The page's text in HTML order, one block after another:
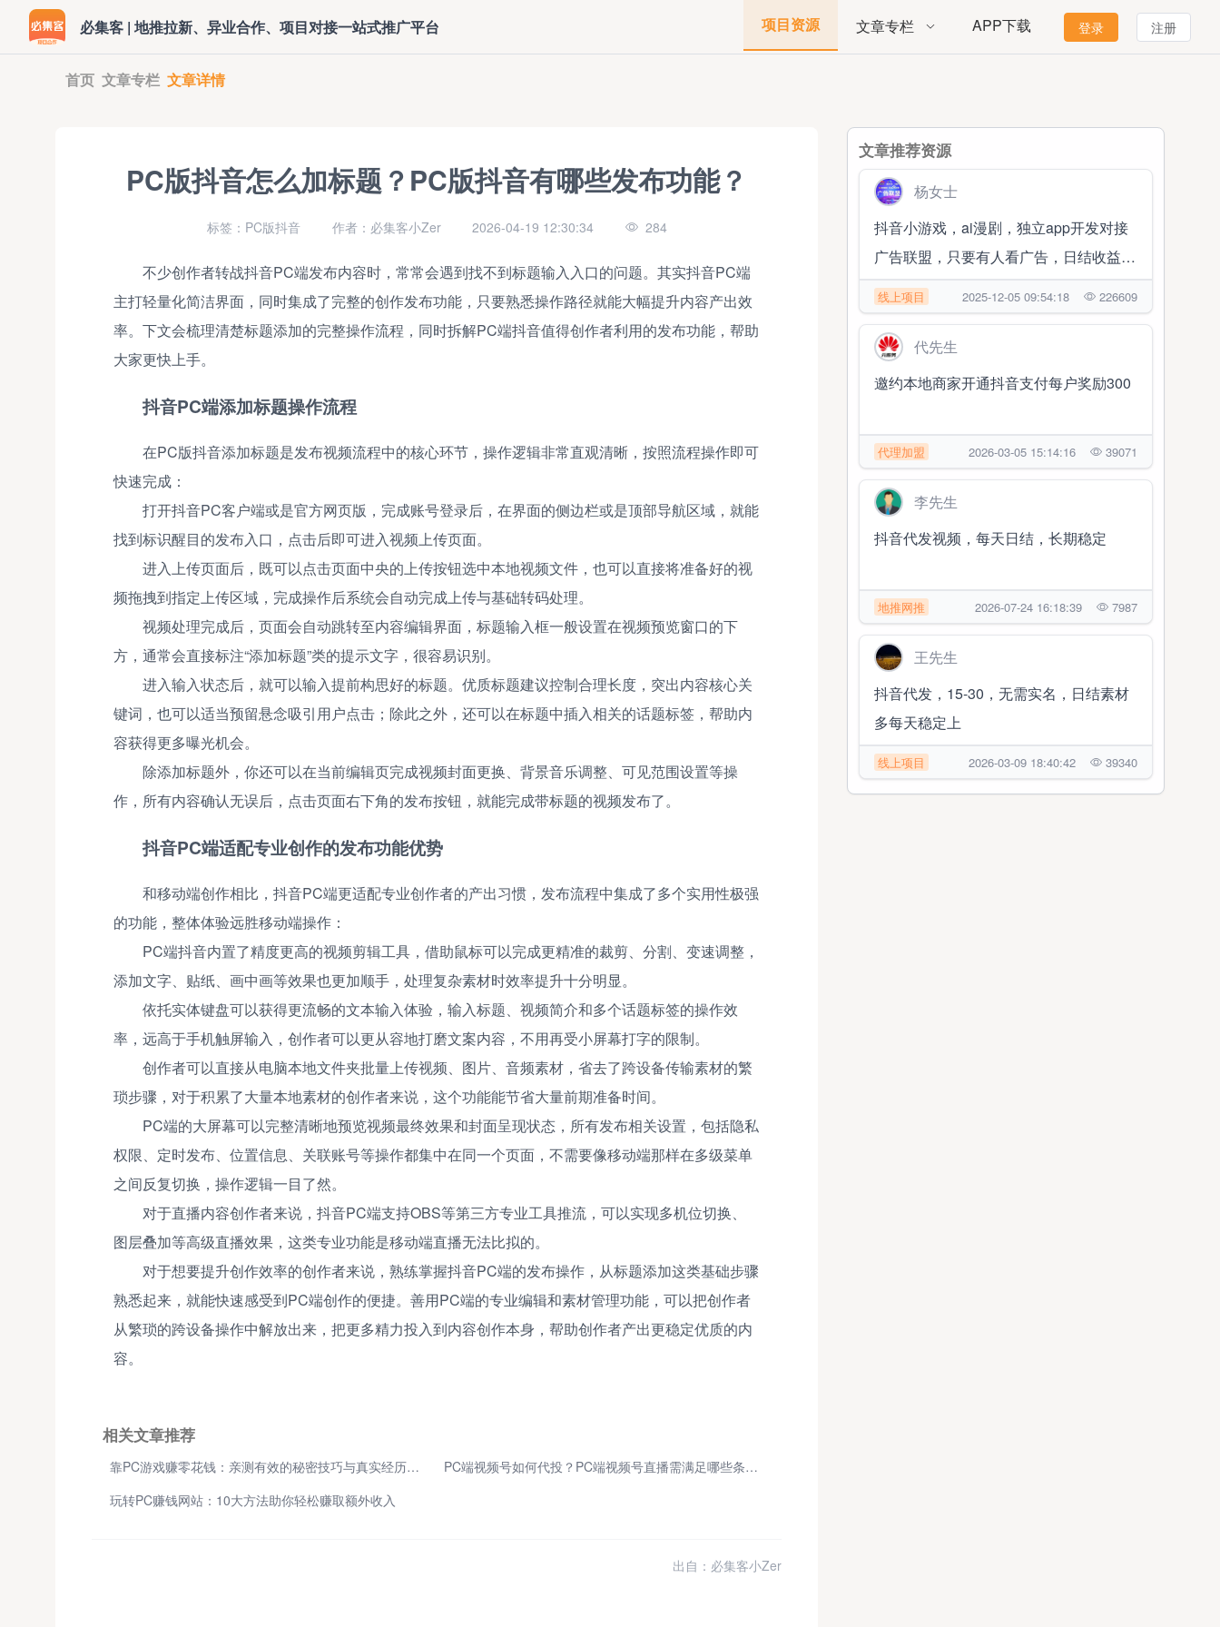
必集客 | 地推拉新、异业合作、项目对接一站式推广平台 项目资源 文章专栏 APP下载 登录 注册
首页 文章专栏 文章详情
PC版抖音怎么加标题？PC版抖音有哪些发布功能？
标签：PC版抖音 作者：必集客小Zer 2026-04-19 12:30:34 284
不少创作者转战抖音PC端发布内容时，常常会遇到找不到标题输入入口的问题。其实抖音PC端
主打轻量化简洁界面，同时集成了完整的创作发布功能，只要熟悉操作路径就能大幅提升内容产出效
率。下文会梳理清楚标题添加的完整操作流程，同时拆解PC端抖音值得创作者利用的发布功能，帮助
大家更快上手。
抖音PC端添加标题操作流程
在PC版抖音添加标题是发布视频流程中的核心环节，操作逻辑非常直观清晰，按照流程操作即可
快速完成：
打开抖音PC客户端或是官方网页版，完成账号登录后，在界面的侧边栏或是顶部导航区域，就能
找到标识醒目的发布入口，点击后即可进入视频上传页面。
进入上传页面后，既可以点击页面中央的上传按钮选中本地视频文件，也可以直接将准备好的视
频拖拽到指定上传区域，完成操作后系统会自动完成上传与基础转码处理。
视频处理完成后，页面会自动跳转至内容编辑界面，标题输入框一般设置在视频预览窗口的下
方，通常会直接标注“添加标题”类的提示文字，很容易识别。
进入输入状态后，就可以输入提前构思好的标题。优质标题建议控制合理长度，突出内容核心关
键词，也可以适当预留悬念吸引用户点击；除此之外，还可以在标题中插入相关的话题标签，帮助内
容获得更多曝光机会。
除添加标题外，你还可以在当前编辑页完成视频封面更换、背景音乐调整、可见范围设置等操
作，所有内容确认无误后，点击页面右下角的发布按钮，就能完成带标题的视频发布了。
抖音PC端适配专业创作的发布功能优势
和移动端创作相比，抖音PC端更适配专业创作者的产出习惯，发布流程中集成了多个实用性极强
的功能，整体体验远胜移动端操作：
PC端抖音内置了精度更高的视频剪辑工具，借助鼠标可以完成更精准的裁剪、分割、变速调整，
添加文字、贴纸、画中画等效果也更加顺手，处理复杂素材时效率提升十分明显。
依托实体键盘可以获得更流畅的文本输入体验，输入标题、视频简介和多个话题标签的操作效
率，远高于手机触屏输入，创作者可以更从容地打磨文案内容，不用再受小屏幕打字的限制。
创作者可以直接从电脑本地文件夹批量上传视频、图片、音频素材，省去了跨设备传输素材的繁
琐步骤，对于积累了大量本地素材的创作者来说，这个功能能节省大量前期准备时间。
PC端的大屏幕可以完整清晰地预览视频最终效果和封面呈现状态，所有发布相关设置，包括隐私
权限、定时发布、位置信息、关联账号等操作都集中在同一个页面，不需要像移动端那样在多级菜单
之间反复切换，操作逻辑一目了然。
对于直播内容创作者来说，抖音PC端支持OBS等第三方专业工具推流，可以实现多机位切换、
图层叠加等高级直播效果，这类专业功能是移动端直播无法比拟的。
对于想要提升创作效率的创作者来说，熟练掌握抖音PC端的发布操作，从标题添加这类基础步骤
熟悉起来，就能快速感受到PC端创作的便捷。善用PC端的专业编辑和素材管理功能，可以把创作者
从繁琐的跨设备操作中解放出来，把更多精力投入到内容创作本身，帮助创作者产出更稳定优质的内
容。
相关文章推荐
靠PC游戏赚零花钱：亲测有效的秘密技巧与真实经历分享
PC端视频号如何代投？PC端视频号直播需满足哪些条件？
玩转PC赚钱网站：10大方法助你轻松赚取额外收入
出自：必集客小Zer
文章推荐资源
杨女士
抖音小游戏，ai漫剧，独立app开发对接
广告联盟，只要有人看广告，日结收益
1000➕
线上项目 2025-12-05 09:54:18 226609
代先生
邀约本地商家开通抖音支付每户奖励300
代理加盟 2026-03-05 15:14:16 39071
李先生
抖音代发视频，每天日结，长期稳定
地推网推 2026-07-24 16:18:39 7987
王先生
抖音代发，15-30，无需实名，日结素材
多每天稳定上
线上项目 2026-03-09 18:40:42 39340